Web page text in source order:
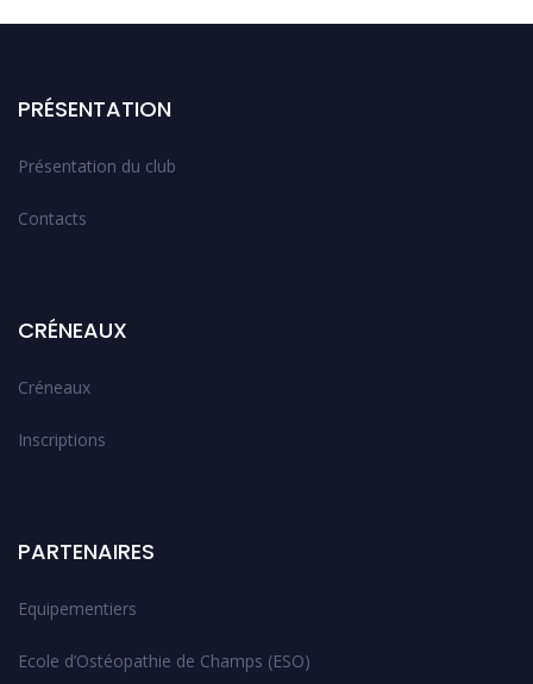
PRÉSENTATION
Présentation du club
Contacts
CRÉNEAUX
Créneaux
Inscriptions
PARTENAIRES
Equipementiers
Ecole d’Ostéopathie de Champs (ESO)